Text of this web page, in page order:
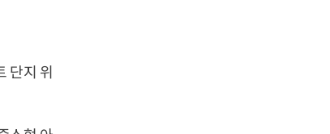
단지 위